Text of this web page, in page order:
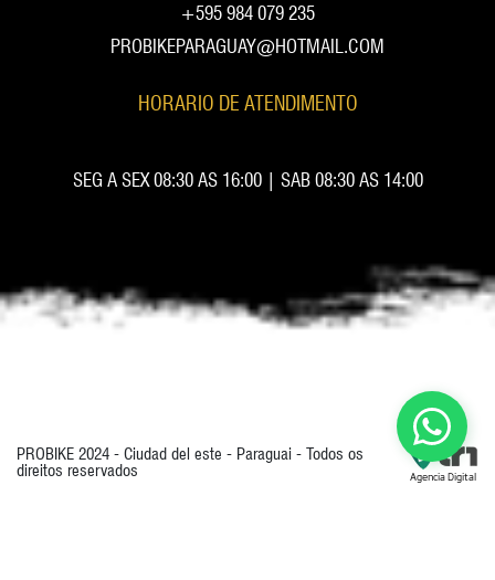
+595 984 079 235
PROBIKEPARAGUAY@HOTMAIL.COM
HORARIO DE ATENDIMENTO
SEG A SEX 08:30 AS 16:00 | SAB 08:30 AS 14:00
PROBIKE 2024 - Ciudad del este - Paraguai - Todos os
direitos reservados